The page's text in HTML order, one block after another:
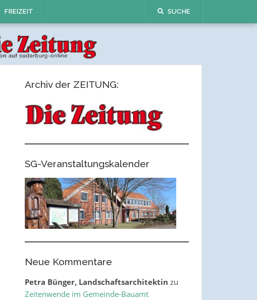
FREIZEIT SUCHE
Archiv der ZEITUNG:
SG-Veranstaltungskalender
Neue Kommentare
Petra Bünger, Landschaftsarchitektin zu
Zeitenwende im Gemeinde-Bauamt